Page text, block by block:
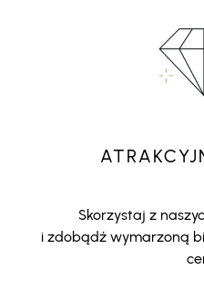
Skorzystaj z
i zdobądź wymarzoną